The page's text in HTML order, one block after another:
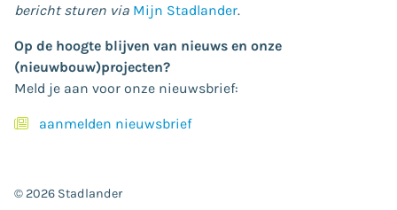
bericht sturen via Mijn Stadlander.
Op de hoogte blijven van nieuws en onze
(nieuwbouw)projecten?
Meld je aan voor onze nieuwsbrief:
aanmelden nieuwsbrief
© 2026 Stadlander